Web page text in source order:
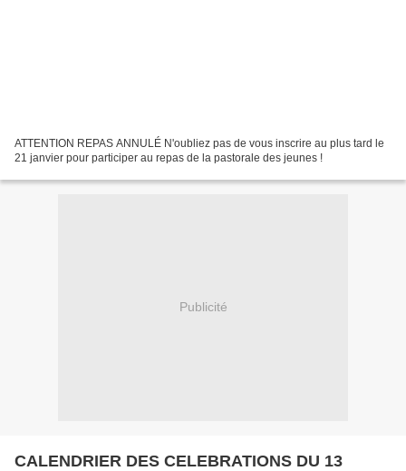
ATTENTION REPAS ANNULÉ N'oubliez pas de vous inscrire au plus tard le
21 janvier pour participer au repas de la pastorale des jeunes !
Publicité
CALENDRIER DES CELEBRATIONS DU 13